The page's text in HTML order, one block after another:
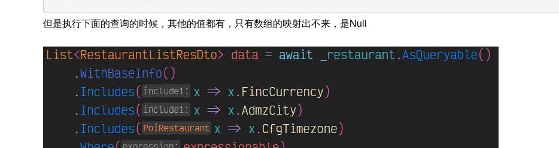
但是执行下面的查询的时候，其他的值都有，只有数组的映射出不来，是Null